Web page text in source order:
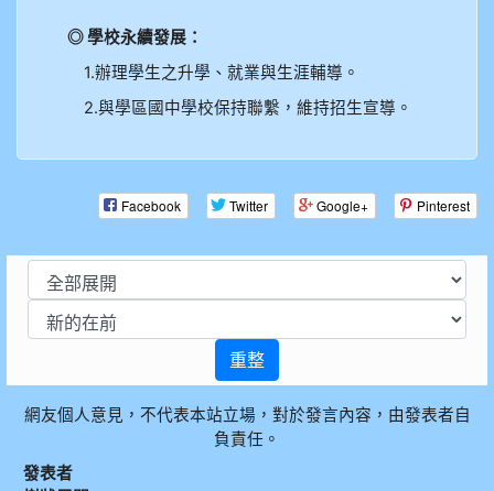
◎ 學校永續發展：
1.辦理學生之升學、就業與生涯輔導。
2.與學區國中學校保持聯繫，維持招生宣導。
Facebook Twitter Google+ Pinterest
重整
網友個人意見，不代表本站立場，對於發言內容，由發表者自
負責任。
發表者